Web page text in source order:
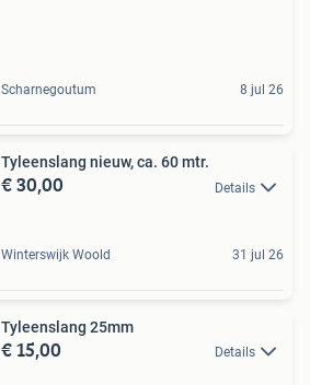
Scharnegoutum 8 jul 26
Tyleenslang nieuw, ca. 60 mtr.
€ 30,00 Details
Winterswijk Woold 31 jul 26
Tyleenslang 25mm
€ 15,00 Details